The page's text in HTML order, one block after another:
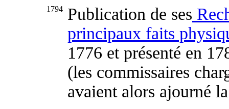
1794 Publication de ses
principaux faits
1776 et présenté en
(les commissaires
avaient alors ajourné